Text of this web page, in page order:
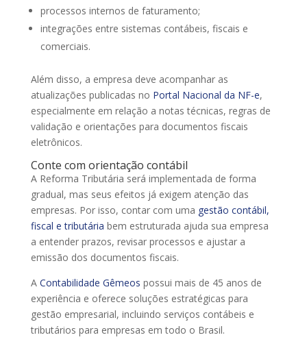
processos internos de faturamento;
integrações entre sistemas contábeis, fiscais e
comerciais.
Além disso, a empresa deve acompanhar as
atualizações publicadas no Portal Nacional da NF-e,
especialmente em relação a notas técnicas, regras de
validação e orientações para documentos fiscais
eletrônicos.
Conte com orientação contábil
A Reforma Tributária será implementada de forma
gradual, mas seus efeitos já exigem atenção das
empresas. Por isso, contar com uma gestão contábil,
fiscal e tributária bem estruturada ajuda sua empresa
a entender prazos, revisar processos e ajustar a
emissão dos documentos fiscais.
A Contabilidade Gêmeos possui mais de 45 anos de
experiência e oferece soluções estratégicas para
gestão empresarial, incluindo serviços contábeis e
tributários para empresas em todo o Brasil.